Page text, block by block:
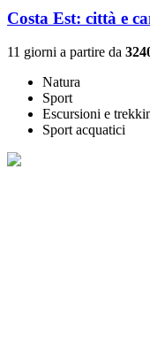
Costa Est: città e
11 giorni a partire da
Natura
Sport
Escursioni e
Sport acquatici